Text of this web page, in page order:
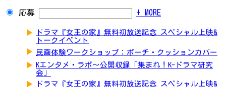
応募 + MORE
▶
ドラマ『女王の家』無料初放送記念 スペシャル上映&
トークイベント
▶ 民画体験ワークショップ：ポーチ・クッションカバー
▶ Kエンタメ・ラボ～公開収録「集まれ！K-ドラマ研究
会」
▶
ドラマ『女王の家』無料初放送記念 スペシャル上映&